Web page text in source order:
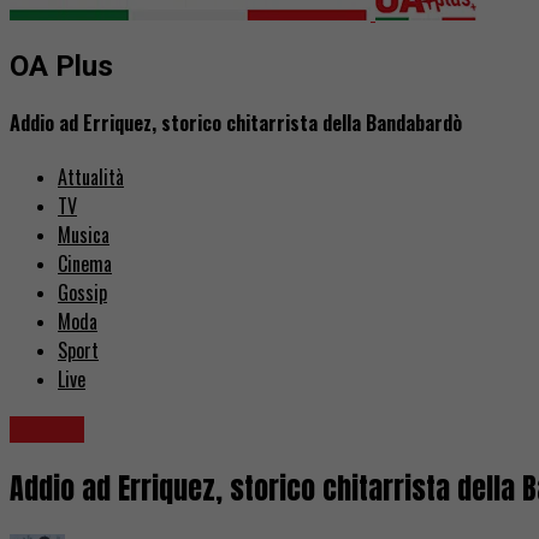
OA Plus
Addio ad Erriquez, storico chitarrista della Bandabardò
Attualità
TV
Musica
Cinema
Gossip
Moda
Sport
Live
Addio ad Erriquez, storico chitarrista della